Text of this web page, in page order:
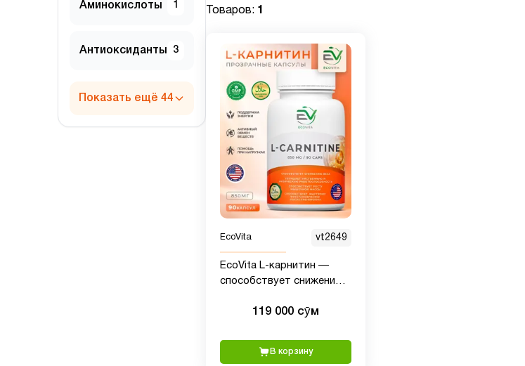
Аминокислоты 1
Антиоксиданты 3
Показать ещё 44
Товаров: 1
EcoVita vt2649
EcoVita L-карнитин —
способствует снижению
119 000 сӯм
В корзину